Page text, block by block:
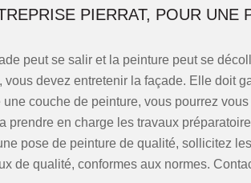
PIERRAT, POUR UNE
peut se salir et la peinture peut se
vous devez entretenir la façade. Elle doit
couche de peinture, vous pourrez
prendre en charge les travaux
pose de peinture de qualité, sollicitez
de qualité, conformes aux normes.